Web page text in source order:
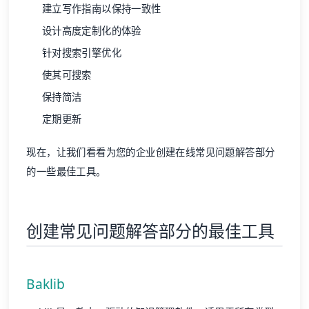
建立写作指南以保持一致性
设计高度定制化的体验
针对搜索引擎优化
使其可搜索
保持简洁
定期更新
现在，让我们看看为您的企业创建在线常见问题解答部分
的一些最佳工具。
创建常见问题解答部分的最佳工具
Baklib